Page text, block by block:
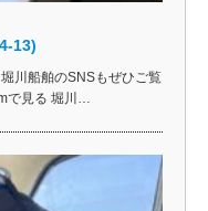
13)
川船舶のSNSもぜひご覧
で見る 堀川…